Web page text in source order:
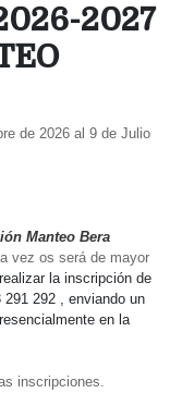
2027
de 2026 al 9 de Julio
Manteo Bera
vez os será de mayor
la inscripción de
292 , enviando un
en la
inscripciones.